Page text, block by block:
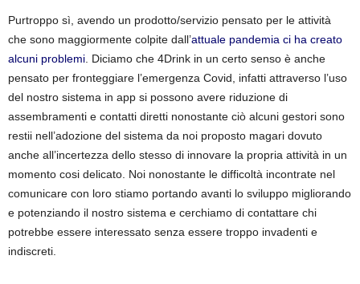
Purtroppo sì, avendo un prodotto/servizio pensato per le attività
che sono maggiormente colpite dall’attuale pandemia ci ha creato
alcuni problemi. Diciamo che 4Drink in un certo senso è anche
pensato per fronteggiare l’emergenza Covid, infatti attraverso l’uso
del nostro sistema in app si possono avere riduzione di
assembramenti e contatti diretti nonostante ciò alcuni gestori sono
restii nell’adozione del sistema da noi proposto magari dovuto
anche all’incertezza dello stesso di innovare la propria attività in un
momento cosi delicato. Noi nonostante le difficoltà incontrate nel
comunicare con loro stiamo portando avanti lo sviluppo migliorando
e potenziando il nostro sistema e cerchiamo di contattare chi
potrebbe essere interessato senza essere troppo invadenti e
indiscreti.